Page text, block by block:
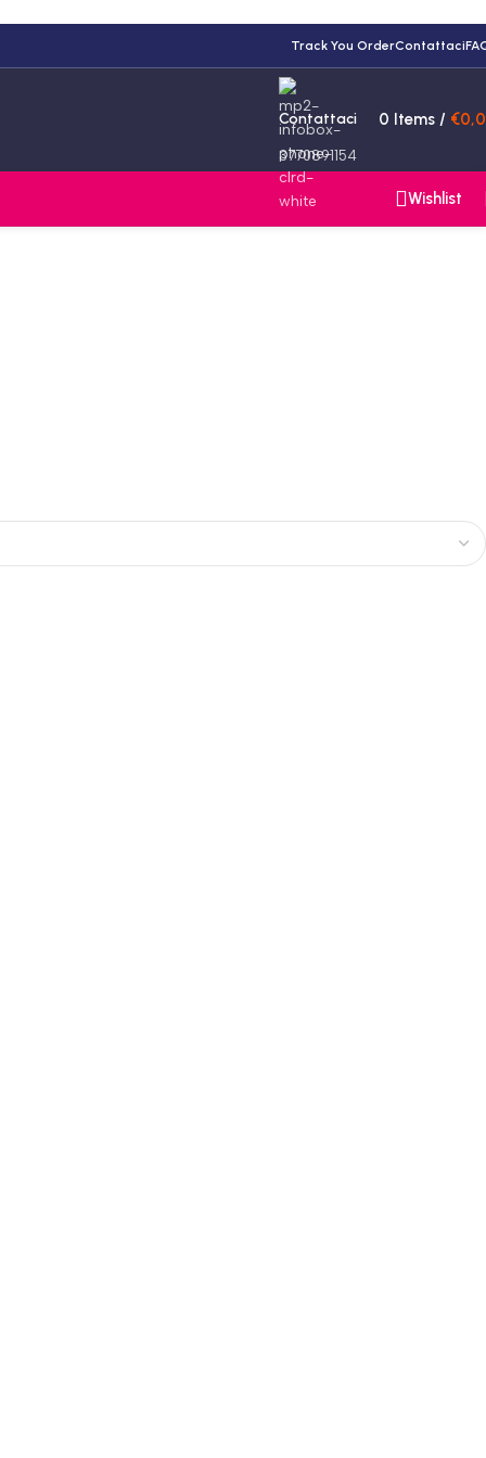
Track You OrderContattaci
Contattaci
3770891154
0 Items / €
Wishlist